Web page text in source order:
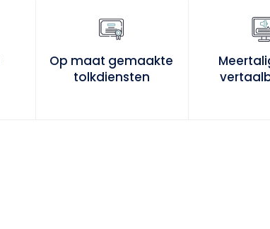
Op maat gemaakte
tolkdiensten